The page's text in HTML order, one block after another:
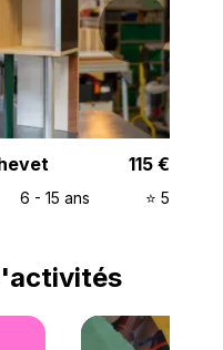
115 €
6 - 15 ans ⭐️ 5